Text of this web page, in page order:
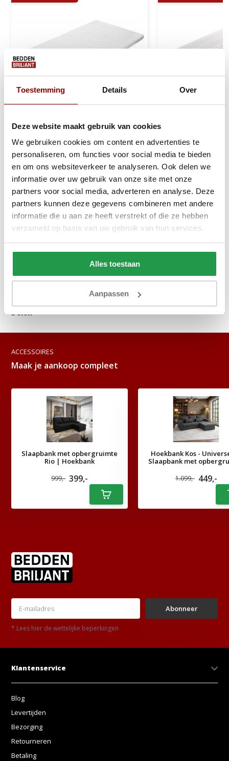
Toestemming Details Over
Deze website maakt gebruik van cookies
We gebruiken cookies om content en advertenties te
personaliseren, om functies voor social media te bieden
en om ons websiteverkeer te analyseren. Ook delen we
informatie over uw gebruik van onze site met onze
partners voor social media, adverteren en analyse. Deze
partners kunnen deze gegevens combineren met andere
informatie die u aan ze heeft verstrekt of die ze hebben
verzameld op basis van uw gebruik van hun services.
Alles toestaan
Aanpassen
Combi Topmatras Koud +
Traagschuim 8 en 10 cm - Stel
1 tot 2 werkdagen
249 169
Bekijken
Topmatras
10 cm - Stel zelf
89,95
Reviews
Delen
ACCESSOIRES
Maak je aankoop compleet
Slaapbank met opbergruimte
Rio | Hoekbank
999,- 399,-
Hoekbank Kos -
Slaapbank met
1.099,- 449,-
Abonneer
* Lees hier de wettelijke beperkingen
Klantenservice
Blog
Levertijden
Bezorging
Retourneren
Betaling